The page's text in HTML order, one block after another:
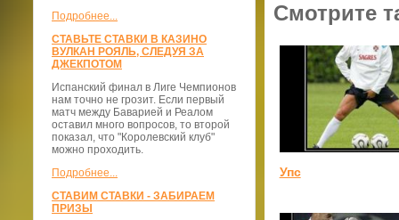
Подробнее...
СТАВЬТЕ СТАВКИ В КАЗИНО
ВУЛКАН РОЯЛЬ, СЛЕДУЯ ЗА
ДЖЕКПОТОМ
Испанский финал в Лиге Чемпионов
нам точно не грозит. Если первый
матч между Баварией и Реалом
оставил много вопросов, то второй
показал, что "Королевский клуб"
можно проходить.
Подробнее...
СТАВИМ СТАВКИ - ЗАБИРАЕМ
ПРИЗЫ
Смотрите
Упс